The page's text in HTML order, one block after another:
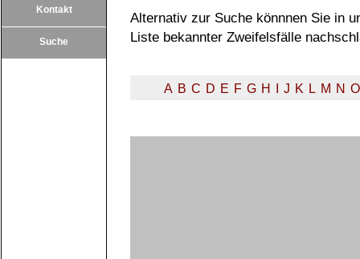
Kontakt
Suche
Alternativ zur Suche könnnen Sie in
Liste bekannter Zweifelsfälle
A B C D E F G H J K L M N O